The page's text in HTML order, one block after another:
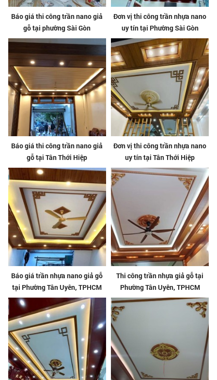
Báo giá thi công trần nano giả
gỗ tại phường Sài Gòn
Đơn vị thi công trần nhựa nano
uy tín tại Phường Sài Gòn
Báo giá thi công trần nano giả
gỗ tại Tân Thới Hiệp
Đơn vị thi công trần nhựa nano
uy tín tại Tân Thới Hiệp
Báo giá trần nhựa nano giả gỗ
tại Phường Tân Uyên, TPHCM
Thi công trần nhựa giả gỗ tại
Phường Tân Uyên, TPHCM